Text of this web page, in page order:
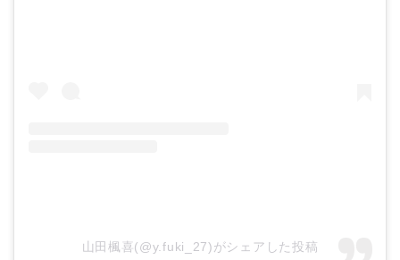
山田楓喜(@y.fuki_27)がシェアした投稿